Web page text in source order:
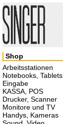
Shop
Arbeitsstationen
Notebooks, Tablets
Eingabe
KASSA, POS
Drucker, Scanner
Monitore und TV
Handys, Kameras